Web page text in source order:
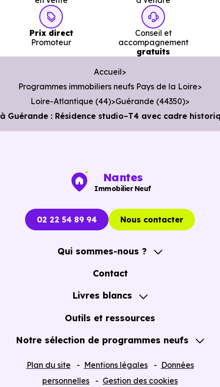
Prix direct
Promoteur
Conseil et
accompagnement
gratuits
Accueil
Programmes immobiliers neufs Pays de la Loire
Loire-Atlantique (44) Guérande (44350)
Guérande : Résidence studio–T4 avec cadre
Nantes
Immobilier Neuf
02 22 54 89 94 Nous contacter
Qui sommes-nous ?
A propos
Contact
Livres blancs
Guide de l'Achat immobilier neuf en VEFA
Outils et ressources
Notre sélection de programmes neufs
Plan du site Mentions légales
Données
personnelles
Gestion des cookies